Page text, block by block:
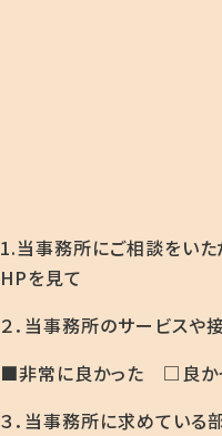
1.当事務所にご相談をいた
HPを見て
２．当事務所のサービスや
■非常に良かった □良
３．当事務所に求めている